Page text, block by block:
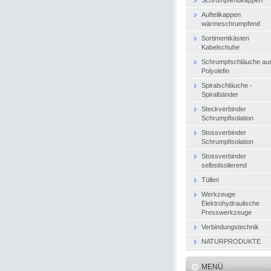
Aufteilkappen
wärmeschrumpfend
Sortimentkästen
Kabelschuhe
Schrumpfschläuche
Polyolefin
Spiralschläuche -
Spiralbänder
Steckverbinder
Schrumpfisolation
Stossverbinder
Schrumpfisolation
Stossverbinder
selbstisolierend
Tüllen
Werkzeuge
Elektrohydraulische
Presswerkzeuge
Verbindungstechnik
NATURPRODUKTE
MENÜ